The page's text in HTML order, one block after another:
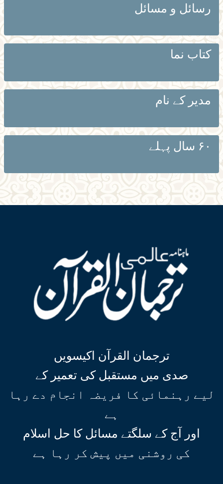
رسائل و مسائل
کتاب نما
مدیر کے نام
۶۰ سال پہلے
ترجمان القرآن اکیسویں
صدی میں مستقبل کی تعمیر کے
لیے رہنمائی کا فریضہ انجام دے رہا
ہے
اور آج کے سلگتے مسائل کا حل اسلام
کی روشنی میں پیش کر رہا ہے